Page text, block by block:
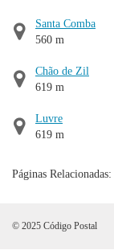
Santa Comba
560 m
Chão de Zil
619 m
Luvre
619 m
Páginas Relacionadas:
© 2025 Código Postal